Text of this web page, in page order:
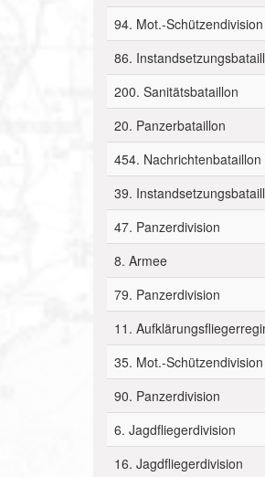
94. Mot.-Schützendivision
86.
200. Sanitätsbataillon
20. Panzerbataillon
454. Nachrichtenbataillon
39.
47. Panzerdivision
8. Armee
79. Panzerdivision
11.
35. Mot.-Schützendivision
90. Panzerdivision
6. Jagdfliegerdivision
16. Jagdfliegerdivision